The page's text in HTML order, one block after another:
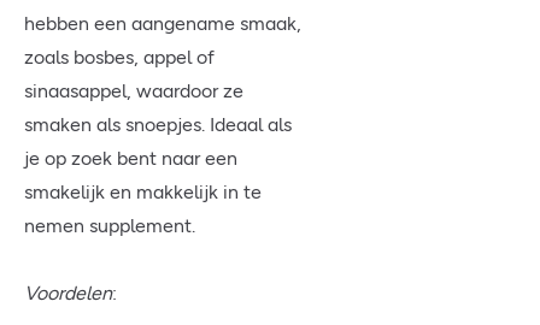
hebben een aangename smaak,
zoals bosbes, appel of
sinaasappel, waardoor ze
smaken als snoepjes. Ideaal als
je op zoek bent naar een
smakelijk en makkelijk in te
nemen supplement.
Voordelen: